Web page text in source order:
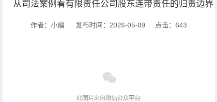
从司法案例看有限责任公司股东连带责任的归责边界
作者：小编 发布时间：2026-05-09 点击： 643